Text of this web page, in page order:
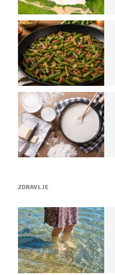
ZDRAVLJE